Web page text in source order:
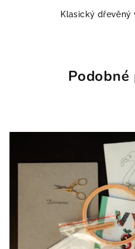
Klasický dřevěný